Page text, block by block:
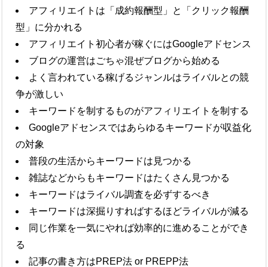
アフィリエイトは「成約報酬型」と「クリック報酬
型」に分かれる
アフィリエイト初心者が稼ぐにはGoogleアドセンス
ブログの運営はごちゃ混ぜブログから始める
よく言われている稼げるジャンルはライバルとの競
争が激しい
キーワードを制するものがアフィリエイトを制する
Googleアドセンスではあらゆるキーワードが収益化
の対象
普段の生活からキーワードは見つかる
雑誌などからもキーワードはたくさん見つかる
キーワードはライバル調査を必ずするべき
キーワードは深掘りすればするほどライバルが減る
同じ作業を一気にやれば効率的に進めることができ
る
記事の書き方はPREP法 or PREPP法